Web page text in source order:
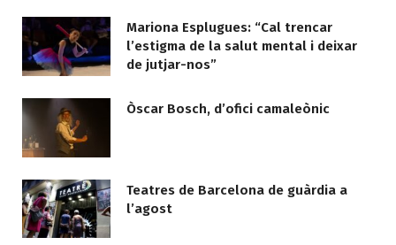
Mariona Esplugues: “Cal trencar
l’estigma de la salut mental i deixar
de jutjar-nos”
Òscar Bosch, d’ofici camaleònic
Teatres de Barcelona de guàrdia a
l’agost